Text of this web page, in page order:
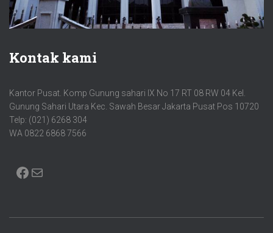
Kontak kami
Kantor Pusat. Komp Gunung sahari IX No 17 RT 08 RW 04 Kel.
Gunung Sahari Utara Kec. Sawah Besar Jakarta Pusat Pos 10720
Telp: (021) 6268 304
WA 0822 6868 7566
FACEBOOK